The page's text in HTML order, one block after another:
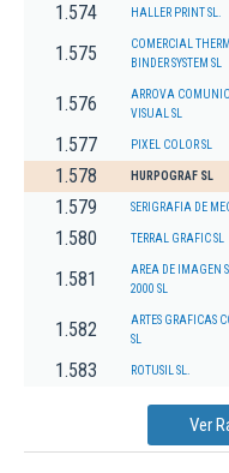
1.574 HALLER PRINT SL.
1.575
COMERCIAL
BINDER SYSTEM SL
1.576
ARROVA
VISUAL SL
1.577 PIXEL COLOR SL
1.578 HURPOGRAF SL
1.579 SERIGRAFIA DE
1.580 TERRAL GRAFIC SL
1.581
AREA DE IMAGEN
2000 SL
1.582
ARTES GRAFICAS
SL
1.583 ROTUSIL SL.
Ver